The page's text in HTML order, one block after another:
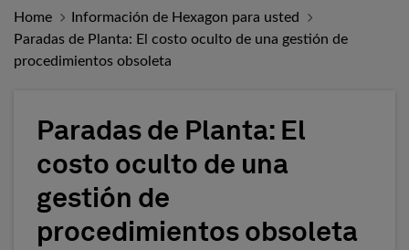
Home
Información de Hexagon para usted
Paradas de Planta: El costo oculto de una gestión de
procedimientos obsoleta
Paradas de Planta: El
costo oculto de una
gestión de
procedimientos obsoleta